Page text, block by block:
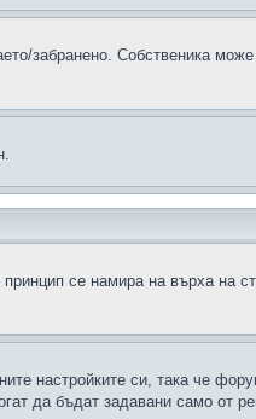
забранено. Собственика
принцип се намира на върха на
настройките си, така че
да бъдат задавани само от